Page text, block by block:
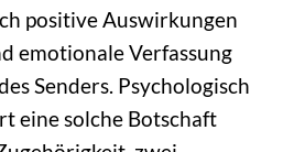
positive Auswirkungen
emotionale Verfassung
Senders. Psychologisch
eine solche Botschaft